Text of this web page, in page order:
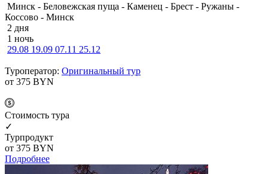
Минск - Беловежская пуща - Каменец - Брест - Ружаны -
Коссово - Минск
2 дня
1 ночь
29.08 19.09 07.11 25.12
Туроператор: Оригинальный тур
от 375 BYN
Cтоимость тура
✓
Турпродукт
от 375 BYN
Подробнее